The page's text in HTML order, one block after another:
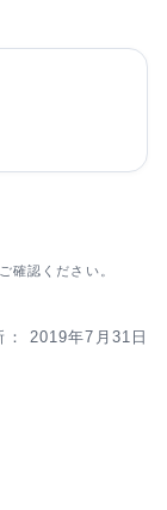
確認ください。
： 2019年7月31日